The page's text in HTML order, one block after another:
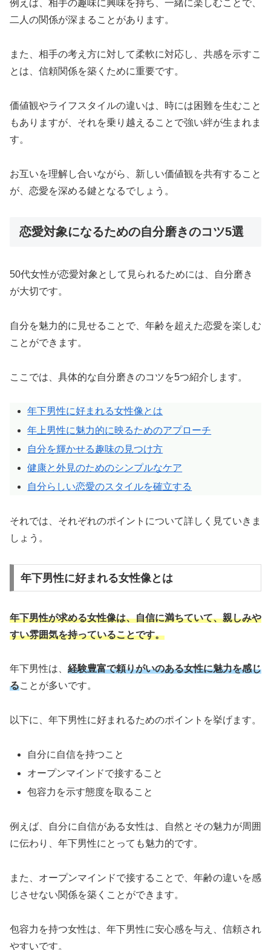
例えば、相手の趣味に興味を持ち、一緒に楽しむことで、
二人の関係が深まることがあります。
また、相手の考え方に対して柔軟に対応し、共感を示すこ
とは、信頼関係を築くために重要です。
価値観やライフスタイルの違いは、時には困難を生むこと
もありますが、それを乗り越えることで強い絆が生まれま
す。
お互いを理解し合いながら、新しい価値観を共有すること
が、恋愛を深める鍵となるでしょう。
恋愛対象になるための自分磨きのコツ5選
50代女性が恋愛対象として見られるためには、自分磨き
が大切です。
自分を魅力的に見せることで、年齢を超えた恋愛を楽しむ
ことができます。
ここでは、具体的な自分磨きのコツを5つ紹介します。
年下男性に好まれる女性像とは
年上男性に魅力的に映るためのアプローチ
自分を輝かせる趣味の見つけ方
健康と外見のためのシンプルなケア
自分らしい恋愛のスタイルを確立する
それでは、それぞれのポイントについて詳しく見ていきま
しょう。
年下男性に好まれる女性像とは
年下男性が求める女性像は、自信に満ちていて、親しみや
すい雰囲気を持っていることです。
年下男性は、 経験豊富で頼りがいのある女性に魅力を感じ
ることが多いです。
以下に、年下男性に好まれるためのポイントを挙げます。
自分に自信を持つこと
オープンマインドで接すること
包容力を示す態度を取ること
例えば、自分に自信がある女性は、自然とその魅力が周囲
に伝わり、年下男性にとっても魅力的です。
また、オープンマインドで接することで、年齢の違いを感
じさせない関係を築くことができます。
包容力を持つ女性は、年下男性に安心感を与え、信頼され
やすいです。